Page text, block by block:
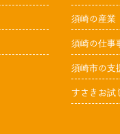
須崎の産業
須崎の仕事
須崎市の支
すさきお試